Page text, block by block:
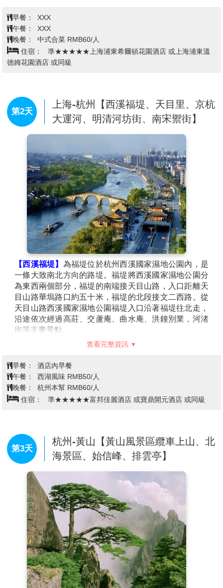
早餐：
XXX
午餐：
XXX
晚餐：
中式合菜 RMB60/人
住宿：
準★★★★★上海浦東希爾頓花園酒店 或上海浦東溫
德姆花園酒店 或同級
第2天
上海-杭州【西溪福堤、天目里、京杭
大運河、明清河坊街、南宋禦街】
【西溪福堤】 為福堤位於杭州西溪國家濕地公園內，是
一條大致南北方向的路堤。福堤將西溪國家濕地公園分
為東西兩個部分，福堤的南端接天目山路，入口距離天
目山路華塢路口約五十米，福堤的北段接文二西路。從
天目山路西溪國家濕地公園福堤入口沿著福堤往北走，
沿途依次經過高莊、交蘆庵、曲水庵、洪鐘別業，河渚
街等主要景點。
作為潮流文創聚集地，天目裡受到眾多年輕
眼下，“天目里效應”正在向周邊外溢。變化從打通城市
空間開始：在天目裡外側，原本分隔的步行道，被串聯
成大型戶外活動空間；以往獨門獨幢的樓宇被打通、連
接；“無界公園”的概念成為現實…這片開放融合且富有
業團隊參與規劃設計，於細微處重塑城市肌理。其改造
範圍涉及天目里周邊東側古墩路、南側天目山路、西側
紫荊花路、北側蓮花街，包括周邊10幢樓宇，總占地面
積350畝。在古蕩街道，一個規模大、產業全、場景
多、人氣旺的高品質街區正拔節生長。
【京杭大運河】始建於春秋時期，是世界上里程最長、
工程最大的古代運河，也是最古老的運河之一，與長
城、坎兒井並稱為中國古代的三項偉大工程，並且使用
至今，是中國古代勞動人民創造的一項偉大工程，是中
國文化地位的象徵之一。大運河南起餘杭（今杭州），
北到涿郡（今北京），途經今浙江、江蘇、山東、河北
四省及天津、北京兩市，貫通海河、黃河、淮河、長
江、錢塘江五大水系，主要水源為微山湖，大運河全長
約1794公里。運河對中國南北地區之間的經濟、文化發
查看完整資訊
早餐：
酒店內早餐
午餐：
西湖風味 RMB50/人
晚餐：
杭州本幫 RMB60/人
住宿：
準★★★★★富邦佳麗酒店 或寶鼎開元酒店 或同級
第3天
杭州-黃山【黃山風景區纜車上山、北
海景區、始信峰、排雲亭】